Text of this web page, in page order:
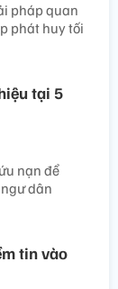
pháp quan
phát huy tối
tại 5
nạn để
dân
tin vào